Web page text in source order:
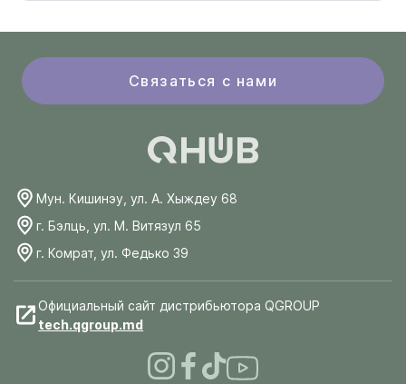
Связаться с нами
Мун. Кишинэу, ул. А. Хыждеу 68
г. Бэлць, ул. М. Витязул 65
г. Комрат, ул. Федько 39
Официальный сайт дистрибьютора QGROUP
tech.qgroup.md